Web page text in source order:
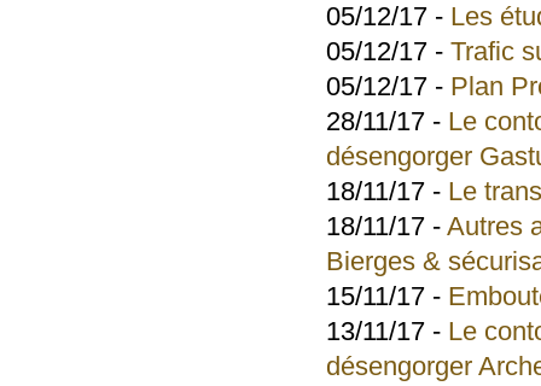
05/12/17 - Les
05/12/17 - Trafic
05/12/17 - Plan
28/11/17 - Le
désengorger
18/11/17 - Le
18/11/17 - Autres
Bierges &
15/11/17 -
13/11/17 - Le
désengorger